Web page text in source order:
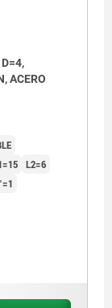
ACERO
L2=6